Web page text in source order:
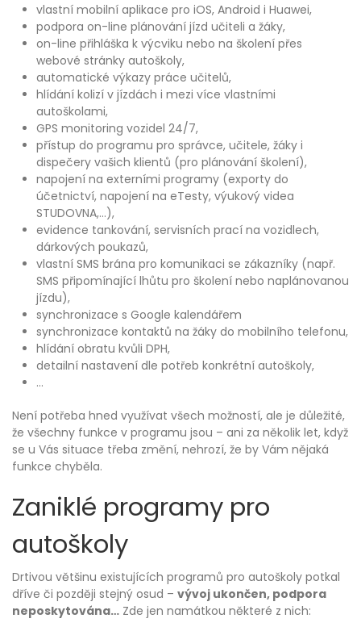
vlastní mobilní aplikace pro iOS, Android i Huawei,
podpora on-line plánování jízd učiteli a žáky,
on-line přihláška k výcviku nebo na školení přes
webové stránky autoškoly,
automatické výkazy práce učitelů,
hlídání kolizí v jízdách i mezi více vlastními
autoškolami,
GPS monitoring vozidel 24/7,
přístup do programu pro správce, učitele, žáky i
dispečery vašich klientů (pro plánování školení),
napojení na externími programy (exporty do
účetnictví, napojení na eTesty, výukový videa
STUDOVNA,…),
evidence tankování, servisních prací na vozidlech,
dárkových poukazů,
vlastní SMS brána pro komunikaci se zákazníky (např.
SMS připomínající lhůtu pro školení nebo naplánovanou
jízdu),
synchronizace s Google kalendářem
synchronizace kontaktů na žáky do mobilního telefonu,
hlídání obratu kvůli DPH,
detailní nastavení dle potřeb konkrétní autoškoly,
…
Není potřeba hned využívat všech možností, ale je důležité,
že všechny funkce v programu jsou – ani za několik let, když
se u Vás situace třeba změní, nehrozí, že by Vám nějaká
funkce chyběla.
Zaniklé programy pro
autoškoly
Drtivou většinu existujících programů pro autoškoly potkal
dříve či později stejný osud – vývoj ukončen, podpora
neposkytována… Zde jen namátkou některé z nich: